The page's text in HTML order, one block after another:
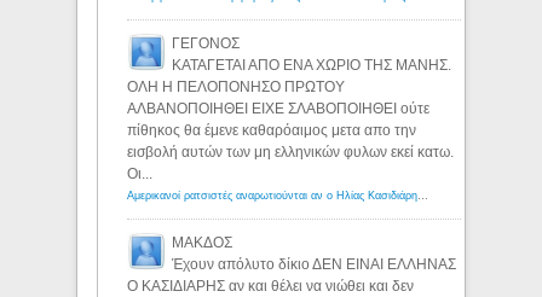
ΓΕΓΟΝΟΣ
ΚΑΤΑΓΕΤΑΙ ΑΠΟ ΕΝΑ ΧΩΡΙΟ ΤΗΣ ΜΑΝΗΣ.
ΟΛΗ Η ΠΕΛΟΠΟΝΗΣΟ ΠΡΩΤΟΥ
ΑΛΒΑΝΟΠΟΙΗΘΕΙ ΕΙΧΕ ΣΛΑΒΟΠΟΙΗΘΕΙ ούτε
πίθηκος θα έμενε καθαρόαιμος μετα απο την
εισβολή αυτών των μη ελληνικών φυλων εκεί κατω.
Οι...
Αμερικανοί ρατσιστές αναρωτιούνται αν ο Ηλίας Κασιδιάρης ανήκει στη λευκή φυλή... - Λόγιος Ερμής
ΜΑΚΔΟΣ
Έχουν απόλυτο δίκιο ΔΕΝ ΕΙΝΑΙ ΕΛΛΗΝΑΣ
Ο ΚΑΣΙΔΙΑΡΗΣ αν και θέλει να νιώθει και δεν